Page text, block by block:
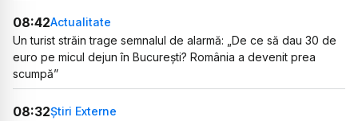
08:42Actualitate
Un turist străin trage semnalul de alarmă: „De ce să dau 30 de
euro pe micul dejun în București? România a devenit prea
scumpă”
08:32Știri Externe